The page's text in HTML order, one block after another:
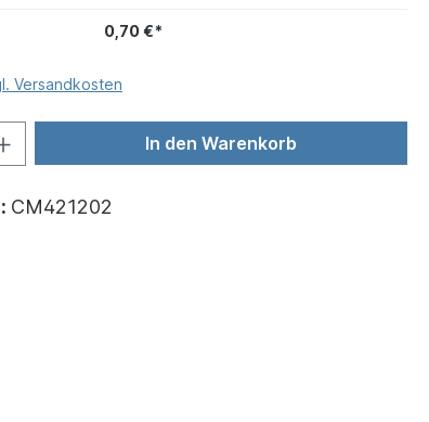
0,70 €*
Versandkosten
In den Warenkorb
CM421202